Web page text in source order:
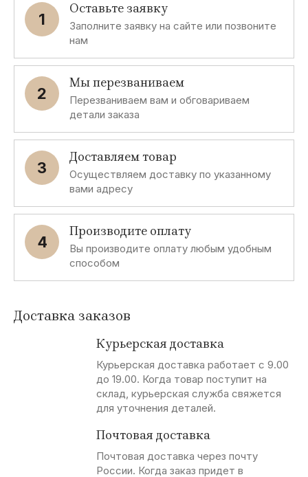
1
Оставьте заявку
Заполните заявку на сайте или позвоните
нам
2
Мы перезваниваем
Перезваниваем вам и обговариваем
детали заказа
3
Доставляем товар
Осуществляем доставку по указанному
вами адресу
4
Производите оплату
Вы производите оплату любым удобным
способом
Доставка заказов
Курьерская доставка
Курьерская доставка работает с 9.00
до 19.00. Когда товар поступит на
склад, курьерская служба свяжется
для уточнения деталей.
Почтовая доставка
Почтовая доставка через почту
России. Когда заказ придет в